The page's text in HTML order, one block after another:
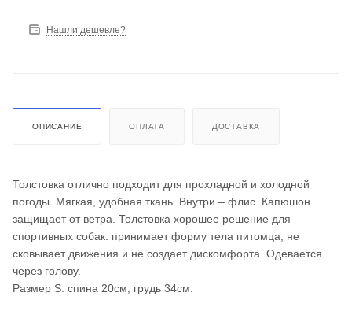
Нашли дешевле?
ОПИСАНИЕ ОПЛАТА ДОСТАВКА
Толстовка отлично подходит для прохладной и холодной
погоды. Мягкая, удобная ткань. Внутри – флис. Капюшон
защищает от ветра. Толстовка хорошее решение для
спортивных собак: принимает форму тела питомца, не
сковывает движения и не создает дискомфорта. Одевается
через голову.
Размер S: спина 20см, грудь 34см.